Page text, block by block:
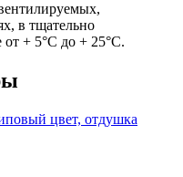
в тщательно
от + 5°С до + 25°C.
цвет, отдушка